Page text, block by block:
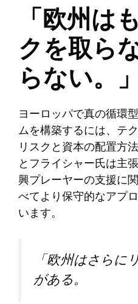
「欧州は
クを取ら
らない。」
ヨーロッパで真の循環
ムを構築するには、テ
リスクと資本の配置方
とフライシャー氏は主
興プレーヤーの支援に
べてより保守的なアプ
います。
「欧州はさらに
がある。